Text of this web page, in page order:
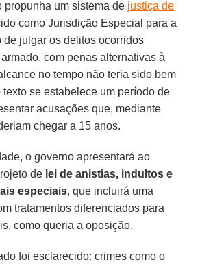
propunha um sistema de justiça de
como Jurisdição Especial para a
de julgar os delitos ocorridos
com penas alternativas à
no tempo não teria sido bem
se estabelece um período de
acusações que, mediante
chegar a 15 anos.
o governo apresentará ao
de lei de anistias, indultos e
especiais, que incluirá uma
tratamentos diferenciados para
como queria a oposição.
foi esclarecido: crimes como o